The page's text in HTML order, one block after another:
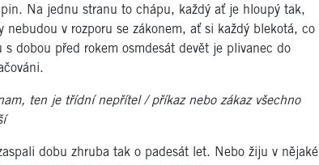
Na jednu stranu to chápu, každý ať je hloupý tak,
nebudou v rozporu se zákonem, ať si každý blekotá, co
dobou před rokem osmdesát devět je plivanec do
ten je třídní nepřítel / příkaz nebo zákaz všechno
dobu zhruba tak o padesát let. Nebo žiju v nějaké